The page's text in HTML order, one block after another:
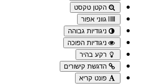
הקטן טקסט
גווני אפור
ניגודיות גבוהה
ניגודיות הפוכה
רקע בהיר
הדגשת קישורים
פונט קריא